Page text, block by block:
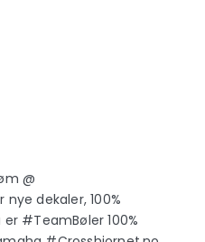
@
dekaler, 100%
#TeamBøler 100%